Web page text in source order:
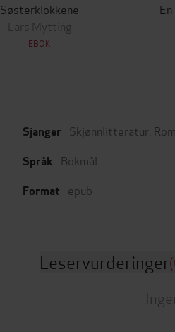
Søsterklokkene
Lars Mytting
EBOK
Sjanger Skjønnlitteratur
Språk Bokmål
Format epub
Leservurderinger